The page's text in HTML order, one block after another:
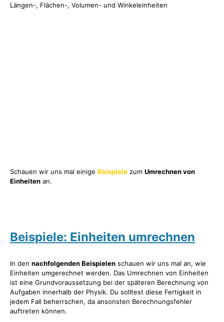
Längen-, Flächen-, Volumen- und Winkeleinheiten
Schauen wir uns mal einige Beispiele zum Umrechnen von
Einheiten an.
Beispiele: Einheiten umrechnen
In den nachfolgenden Beispielen schauen wir uns mal an, wie
Einheiten umgerechnet werden. Das Umrechnen von Einheiten
ist eine Grundvoraussetzung bei der späteren Berechnung von
Aufgaben innerhalb der Physik. Du solltest diese Fertigkeit in
jedem Fall beherrschen, da ansonsten Berechnungsfehler
auftreten können.